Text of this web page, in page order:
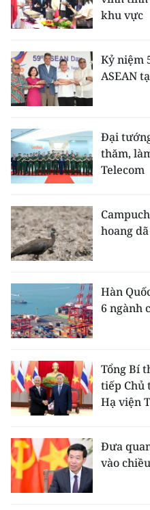
khu vực
Kỷ niệm
ASEAN
Đại
thăm,
Telecom
hoang
Hàn
6 ngành
Tổng Bí
tiếp Chủ
Hạ viện
Đưa
vào